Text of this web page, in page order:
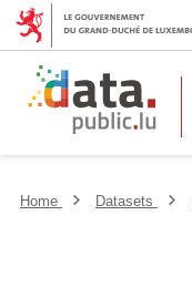
Home Datasets